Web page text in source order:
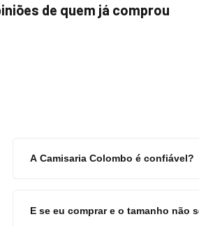
de quem já comprou
A Camisaria Colombo é confiável?
E se eu comprar e o tamanho não